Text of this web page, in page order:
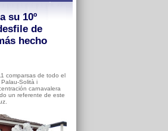
su 10º
de
hecho
comparsas de todo el
Solità i
carnavalera
un referente de este